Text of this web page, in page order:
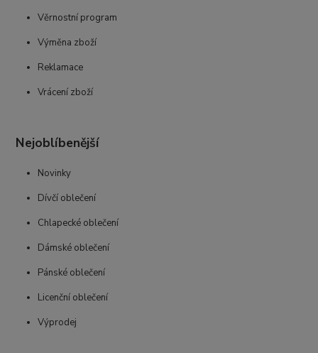
Věrnostní program
Výměna zboží
Reklamace
Vrácení zboží
Nejoblíbenější
Novinky
Dívčí oblečení
Chlapecké oblečení
Dámské oblečení
Pánské oblečení
Licenční oblečení
Výprodej